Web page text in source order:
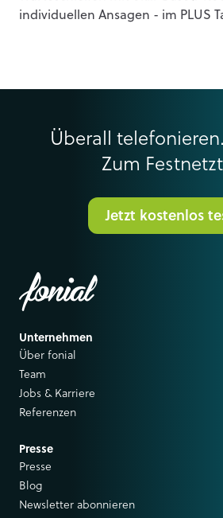
individuellen Ansagen - im PLUS
Überall
Zum
Jetzt kostenlos
Unternehmen
Über fonial
Team
Jobs & Karriere
Referenzen
Presse
Presse
Blog
Newsletter abonnieren